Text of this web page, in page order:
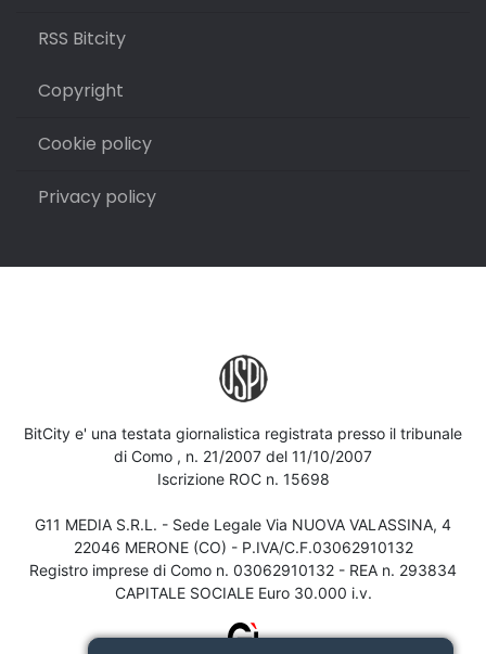
RSS Bitcity
Copyright
Cookie policy
Privacy policy
BitCity e' una testata giornalistica registrata presso il tribunale
di Como , n. 21/2007 del 11/10/2007
Iscrizione ROC n. 15698
G11 MEDIA S.R.L. - Sede Legale Via NUOVA VALASSINA, 4
22046 MERONE (CO) - P.IVA/C.F.03062910132
Registro imprese di Como n. 03062910132 - REA n. 293834
CAPITALE SOCIALE Euro 30.000 i.v.